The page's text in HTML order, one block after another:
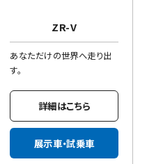
ZR-V
あなただけの世界へ走り出
す。
詳細はこちら
展示車・試乗車